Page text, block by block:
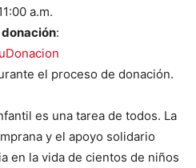
a.m.
:
el proceso de donación.
es una tarea de todos. La
y el apoyo solidario
en la vida de cientos de niños